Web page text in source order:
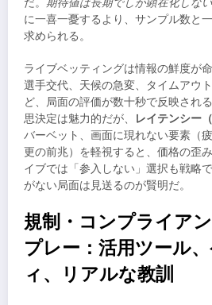
だ。 期待値は長期でしか顕在化しない
に一喜一憂するより、サンプル数と
求められる。
ライブベッティングは情報の鮮度が
選手交代、天候の急変、タイムアウ
ど、局面の評価が数十秒で反映され
思決定は魅力的だが、
レイテンシー（
バーベット、画面に現れない要素（
更の前兆）を軽視すると、価格の歪
イブでは「参入しない」選択も戦略
がない局面は見送るのが賢明だ。
規制・コンプライア
プレー：活用ツール
ィ、リアルな教訓